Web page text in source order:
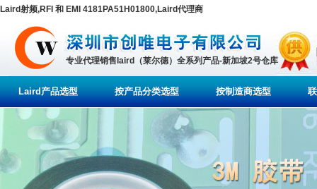
Laird射频,RFI 和 EMI 4181PA51H01800,Laird代理商
专业代理销售laird（莱尔德）全系列产品-新加坡2号仓库
Laird产品选型 按产品分类选型 按制造商选型